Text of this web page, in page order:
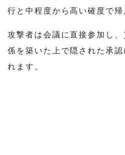
行と中程度から高い確度で帰
攻撃者は会議に直接参加し
係を築いた上で隠された承
れます。